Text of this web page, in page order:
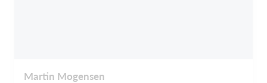
Martin Mogensen